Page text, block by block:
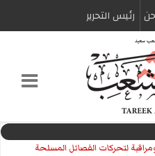
رئیس التحریر
لتحركات الفصائل المسلحة